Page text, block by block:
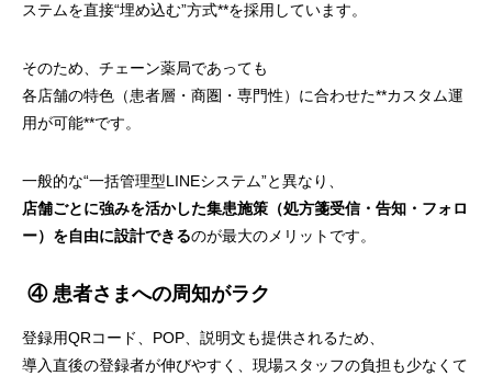
ステムを直接“埋め込む”方式**を採用しています。
そのため、チェーン薬局であっても
各店舗の特色（患者層・商圏・専門性）に合わせた**カスタム運
用が可能**です。
一般的な“一括管理型LINEシステム”と異なり、
店舗ごとに強みを活かした集患施策（処方箋受信・告知・フォロ
ー）を自由に設計できるのが最大のメリットです。
④ 患者さまへの周知がラク
登録用QRコード、POP、説明文も提供されるため、
導入直後の登録者が伸びやすく、現場スタッフの負担も少なくて